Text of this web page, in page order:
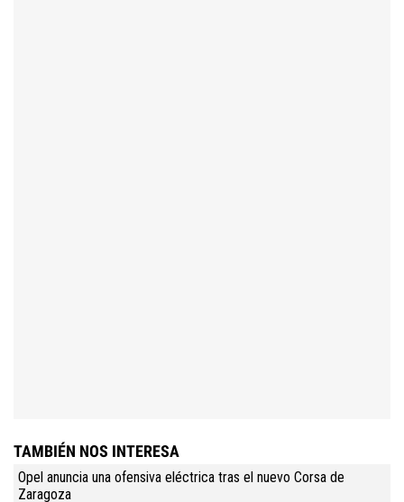
TAMBIÉN NOS INTERESA
Opel anuncia una ofensiva eléctrica tras el nuevo Corsa de
Zaragoza